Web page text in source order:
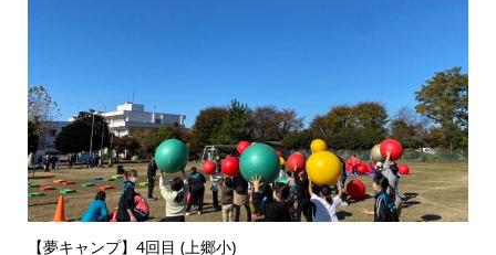
【夢キャンプ】4回目 (上郷小)